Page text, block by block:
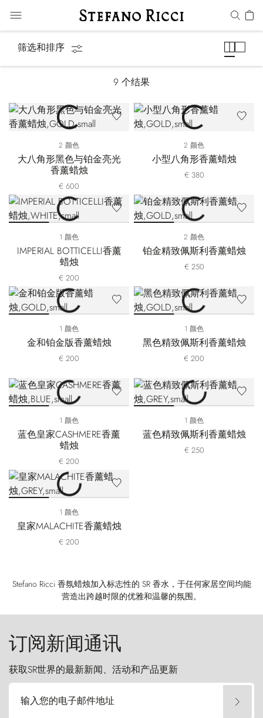
筛选和排序
9 个结果
2 颜色
大八角形黑色与铂金亮光
香薰蜡烛
€ 600
2 颜色
小型八角形香薰蜡烛
€ 380
1 颜色
IMPERIAL BOTTICELLI香薰
蜡烛
€ 200
2 颜色
铂金精致佩斯利香薰蜡烛
€ 250
1 颜色
金和铂金版香薰蜡烛
€ 200
1 颜色
黑色精致佩斯利香薰蜡烛
€ 200
1 颜色
蓝色皇家CASHMERE香薰
蜡烛
€ 200
1 颜色
蓝色精致佩斯利香薰蜡烛
€ 250
1 颜色
皇家MALACHITE香薰蜡烛
€ 200
Stefano Ricci 香氛蜡烛加入标志性的 SR 香水，于任何家居空间均能
营造出跨越时限的优雅和温馨的氛围。
订阅新闻通讯
获取SR世界的最新新闻、活动和产品更新
输入您的电子邮件地址